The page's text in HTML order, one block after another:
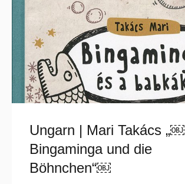
Ungarn | Mari Takács „￼
Bingaminga und die
Böhnchen“￼